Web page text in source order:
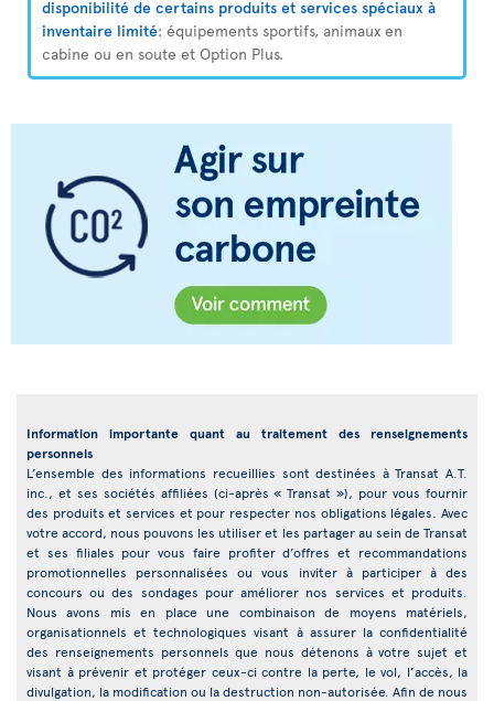
disponibilité de certains produits et services spéciaux à
inventaire limité: équipements sportifs, animaux en
cabine ou en soute et Option Plus.
Information importante quant au traitement des renseignements
personnels
L’ensemble des informations recueillies sont destinées à Transat A.T.
inc., et ses sociétés affiliées (ci-après « Transat »), pour vous fournir
des produits et services et pour respecter nos obligations légales. Avec
votre accord, nous pouvons les utiliser et les partager au sein de Transat
et ses filiales pour vous faire profiter d’offres et recommandations
promotionnelles personnalisées ou vous inviter à participer à des
concours ou des sondages pour améliorer nos services et produits.
Nous avons mis en place une combinaison de moyens matériels,
organisationnels et technologiques visant à assurer la confidentialité
des renseignements personnels que nous détenons à votre sujet et
visant à prévenir et protéger ceux-ci contre la perte, le vol, l’accès, la
divulgation, la modification ou la destruction non-autorisée. Afin de nous